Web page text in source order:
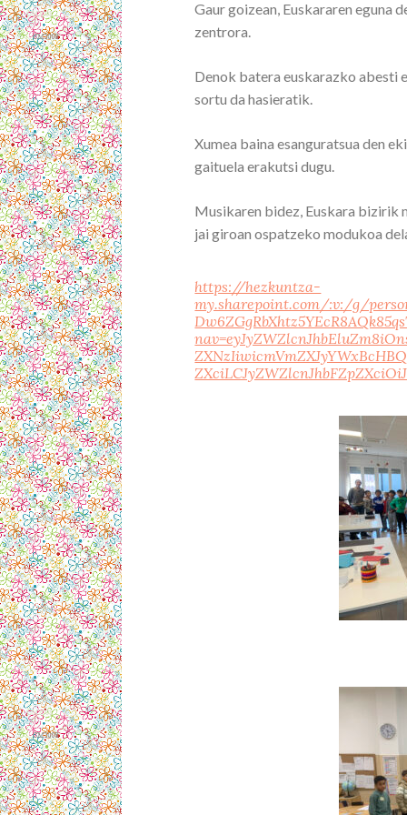
Gaur goizean, Euskararen eguna
zentrora.
Denok batera euskarazko abesti
sortu da hasieratik.
Xumea baina esanguratsua den
gaituela erakutsi dugu.
Musikaren bidez, Euskara bizirik
jai giroan ospatzeko modukoa
https://hezkuntza-
my.sharepoint.com/:v:/g/